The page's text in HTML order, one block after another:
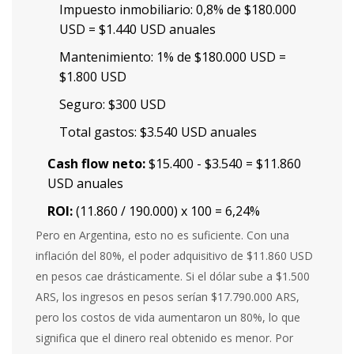
Impuesto inmobiliario: 0,8% de $180.000
USD = $1.440 USD anuales
Mantenimiento: 1% de $180.000 USD =
$1.800 USD
Seguro: $300 USD
Total gastos: $3.540 USD anuales
Cash flow neto:$15.400 - $3.540 = $11.860
USD anuales
ROI:(11.860 / 190.000) x 100 = 6,24%
Pero en Argentina, esto no es suficiente. Con una
inflación del 80%, el poder adquisitivo de $11.860 USD
en pesos cae drásticamente. Si el dólar sube a $1.500
ARS, los ingresos en pesos serían $17.790.000 ARS,
pero los costos de vida aumentaron un 80%, lo que
significa que el dinero real obtenido es menor. Por